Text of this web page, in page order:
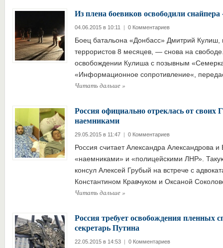
Из плена боевиков освободили
04.06.2015 в 10:11 | 0 Комментариев
Боец батальона «Донбасс» Дмитрий Кулиш,
террористов 8 месяцев, — снова на
освобождении Кулиша с позывным
«Информационное сопротивление«,
Читать дальше»
Россия официально отреклась от
наемниками
29.05.2015 в 11:47 | 0 Комментариев
Россия считает Александра Александрова
«наемниками» и «полицейскими ЛНР».
консул Алексей Грубый на встрече с
Константином Кравчуком и Оксаной
Читать дальше»
Россия требует освобождения пленных
секретарь Путина
22.05.2015 в 14:53 | 0 Комментариев